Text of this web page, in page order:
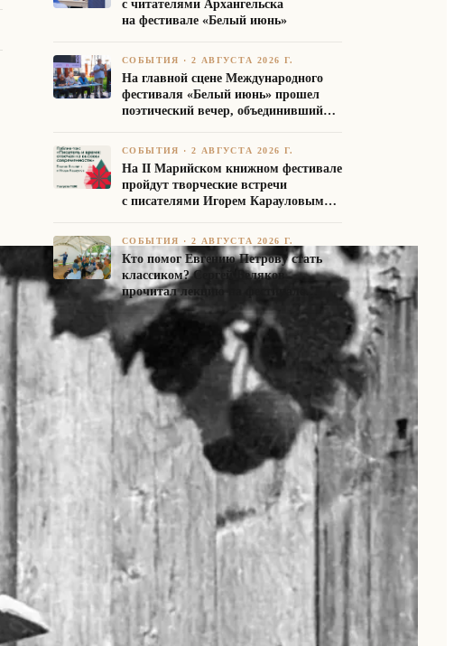
с читателями Архангельска
на фестивале «Белый июнь»
СОБЫТИЯ ·2 АВГУСТА 2026 Г.
На главной сцене Международного
фестиваля «Белый июнь» прошел
поэтический вечер, объединивший
СОБЫТИЯ ·2 АВГУСТА 2026 Г.
На II Марийском книжном фестивале
пройдут творческие встречи
с писателями Игорем Карауловым
СОБЫТИЯ ·2 АВГУСТА 2026 Г.
Кто помог Евгению Петрову стать
классиком? Сергей Беляков
прочитал лекцию на фестивале
«Белый июнь»